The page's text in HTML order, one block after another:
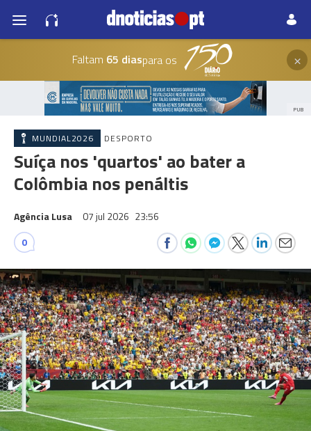
Faltam 65 diaspara os ×
PUB
MUNDIAL2026 DESPORTO
Suíça nos 'quartos' ao bater a
Colômbia nos penáltis
Agência Lusa 07 jul 2026 23:56
0